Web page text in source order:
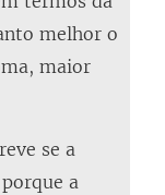
melhor o
maior
se a
a